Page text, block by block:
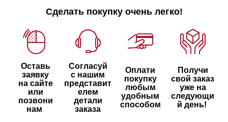
Сделать покупку очень легко!
Оставь
заявку
на сайте
или
позвони
нам
Согласуй
с нашим
представит
елем
детали
заказа
Оплати
покупку
любым
удобным
способом
Получи
свой заказ
уже на
следующи
й день!